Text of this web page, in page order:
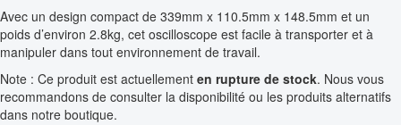
Avec un design compact de 339mm x 110.5mm x 148.5mm et un
poids d’environ 2.8kg, cet oscilloscope est facile à transporter et à
manipuler dans tout environnement de travail.
Note : Ce produit est actuellement en rupture de stock. Nous vous
recommandons de consulter la disponibilité ou les produits alternatifs
dans notre boutique.